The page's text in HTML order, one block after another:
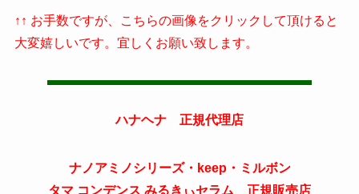
↑↑ お手数ですが、こちらの画像をクリックして頂けると
大変嬉しいです。宜しくお願い致します。
ハナヘナ 正規代理店
ナノアミノシリーズ・keep・ミルボン
タマ コンデンス みるきぃセラム 正規販売店